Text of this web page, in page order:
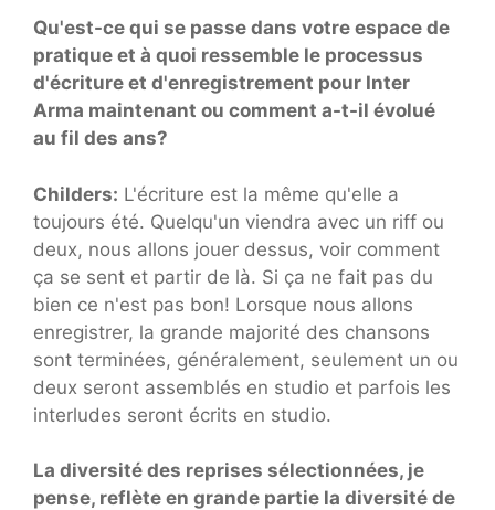
Qu'est-ce qui se passe dans votre espace de
pratique et à quoi ressemble le processus
d'écriture et d'enregistrement pour Inter
Arma maintenant ou comment a-t-il évolué
au fil des ans?
Childers: L'écriture est la même qu'elle a
toujours été. Quelqu'un viendra avec un riff ou
deux, nous allons jouer dessus, voir comment
ça se sent et partir de là. Si ça ne fait pas du
bien ce n'est pas bon! Lorsque nous allons
enregistrer, la grande majorité des chansons
sont terminées, généralement, seulement un ou
deux seront assemblés en studio et parfois les
interludes seront écrits en studio.
La diversité des reprises sélectionnées, je
pense, reflète en grande partie la diversité de